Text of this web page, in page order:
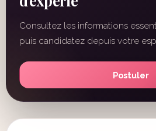
Consultez les informations
puis candidatez depuis votre
Postuler